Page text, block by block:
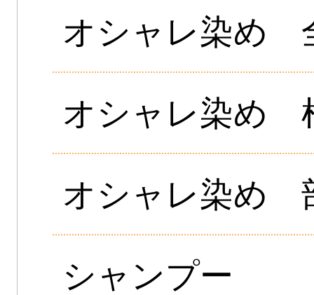
オシャレ染め
オシャレ染め
オシャレ染め
シャンプー